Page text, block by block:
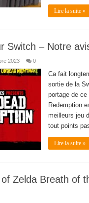
Lire la suite »
Switch – Notre
2023 0
Ca fait
sortie de la
portage de ce
Redemption
meilleurs jeu
tout points
Lire la suite »
Zelda Breath of